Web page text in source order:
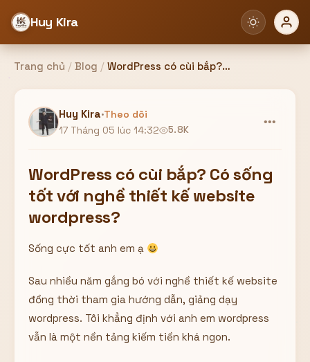
Huy Kira
ZALO ADMIN
Đăng nhập
Email/Tên đăng nhập
Mật khẩu
Hiển thị
Trang chủ / Blog / WordPress có cùi bắp? Có sống tốt với nghề thiết kế website wordpress?
Huy Kira·Theo dõi
17 Tháng 05 lúc 14:32
5.8K
•••
WordPress có cùi bắp? Có sống
tốt với nghề thiết kế website
wordpress?
Sống cực tốt anh em ạ
Sau nhiều năm gắng bó với nghề thiết kế website
đồng thời tham gia hướng dẫn, giảng dạy
wordpress. Tôi khẳng định với anh em wordpress
vẫn là một nền tảng kiếm tiền khá ngon.